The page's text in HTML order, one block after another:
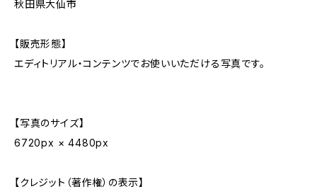
秋田県大仙市
【販売形態】
エディトリアル・コンテンツでお使いいただける写真です。
【写真のサイズ】
6720px × 4480px
【クレジット（著作権）の表示】